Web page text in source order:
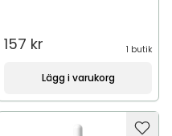
157 kr 1 butik
Lägg i varukorg